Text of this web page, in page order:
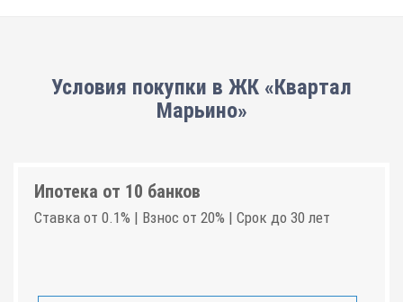
Условия покупки в ЖК «Квартал
Марьино»
Ипотека от 10 банков
Ставка от 0.1% | Взнос от 20% | Срок до 30 лет